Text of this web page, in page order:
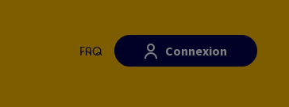
FAQ Connexion